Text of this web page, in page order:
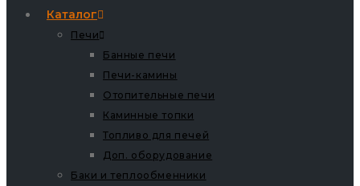
Каталог
Печи
Банные печи
Печи-камины
Отопительные печи
Каминные топки
Топливо для печей
Доп. оборудование
Баки и теплообменники